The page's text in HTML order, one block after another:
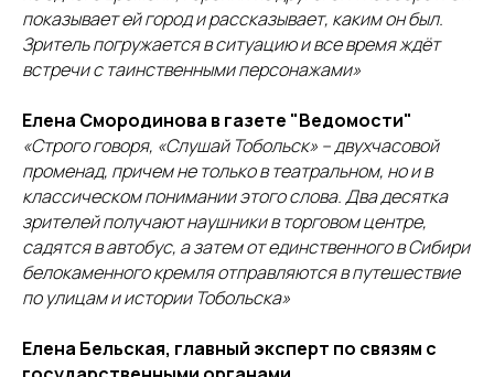
показывает ей город и рассказывает, каким он был.
Зритель погружается в ситуацию и все время ждёт
встречи с таинственными персонажами»
Елена Смородинова в газете "Ведомости"
«Строго говоря, «Слушай Тобольск» – двухчасовой
променад, причем не только в театральном, но и в
классическом понимании этого слова. Два десятка
зрителей получают наушники в торговом центре,
садятся в автобус, а затем от единственного в Сибири
белокаменного кремля отправляются в путешествие
по улицам и истории Тобольска»
Елена Бельская, главный эксперт по связям с